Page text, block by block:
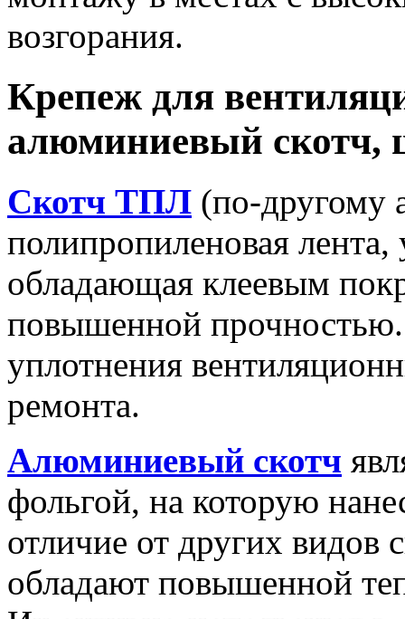
возгорания.
Крепеж для
алюминиевый скотч,
Cкотч ТПЛ (по-другому
полипропиленовая
обладающая клеевым
повышенной
уплотнения
ремонта.
Алюминиевый скотч
фольгой, на которую
отличие от других видов
обладают повышенной